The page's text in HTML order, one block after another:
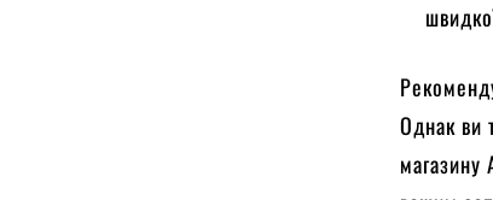
Однак ви
магазину